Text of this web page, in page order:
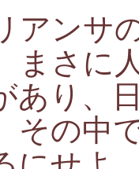
ンサ
まさに
あり、
その中